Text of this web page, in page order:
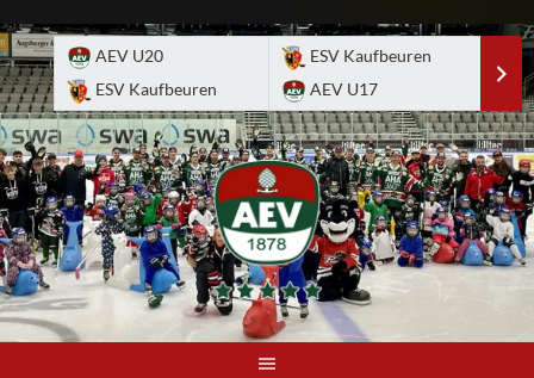
to
content
AEV U20
ESV Kaufbeuren
ESV Kaufbeuren
AEV U17